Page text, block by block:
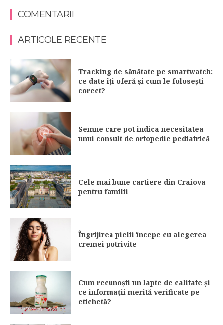
COMENTARII
ARTICOLE RECENTE
Tracking de sănătate pe smartwatch:
ce date îți oferă și cum le folosești
corect?
Semne care pot indica necesitatea
unui consult de ortopedie pediatrică
Cele mai bune cartiere din Craiova
pentru familii
Îngrijirea pielii începe cu alegerea
cremei potrivite
Cum recunoști un lapte de calitate și
ce informații merită verificate pe
etichetă?